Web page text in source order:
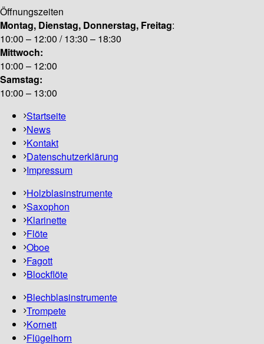
Öffnungszeiten
Montag, Dienstag, Donnerstag, Freitag:
10:00 – 12:00 / 13:30 – 18:30
Mittwoch:
10:00 – 12:00
Samstag:
10:00 – 13:00
Startseite
News
Kontakt
Datenschutzerklärung
Impressum
Holzblasinstrumente
Saxophon
Klarinette
Flöte
Oboe
Fagott
Blockflöte
Blechblasinstrumente
Trompete
Kornett
Flügelhorn